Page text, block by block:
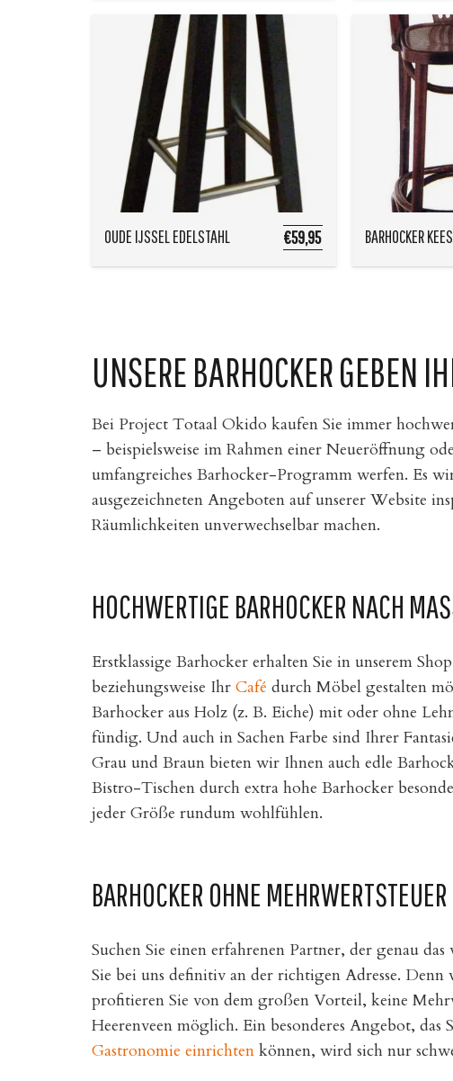
OUDE IJSSEL EDELSTAHL €59,95 BARHOCKER
UNSERE BARHOCKER GEBEN
Bei Project Totaal Okido kaufen Sie immer
– beispielsweise im Rahmen einer Neueröffnung
umfangreiches Barhocker-Programm werfen. Es
ausgezeichneten Angeboten auf unserer Website
Räumlichkeiten unverwechselbar machen.
HOCHWERTIGE BARHOCKER NACH
Erstklassige Barhocker erhalten Sie in unserem
beziehungsweise Ihr Café durch Möbel gestalten
Barhocker aus Holz (z. B. Eiche) mit oder ohne
fündig. Und auch in Sachen Farbe sind Ihrer
Grau und Braun bieten wir Ihnen auch edle
Bistro-Tischen durch extra hohe Barhocker
jeder Größe rundum wohlfühlen.
BARHOCKER OHNE
Suchen Sie einen erfahrenen Partner, der genau
Sie bei uns definitiv an der richtigen Adresse.
profitieren Sie von dem großen Vorteil, keine
Heerenveen möglich. Ein besonderes Angebot,
Gastronomie einrichten können, wird sich nur